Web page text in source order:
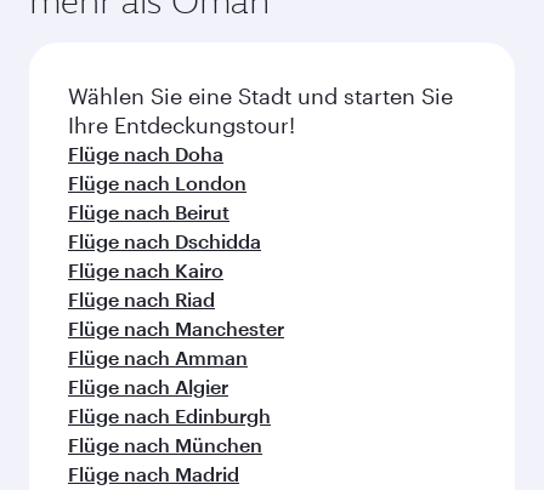
jeweiligen Einzelheiten zu den Flügen.
Wählen Sie eine Stadt und starten Sie
Ihre Entdeckungstour!
Flüge nach Doha
Flüge nach London
Flüge nach Beirut
Flüge nach Dschidda
Flüge nach Kairo
Flüge nach Riad
Flüge nach Manchester
Flüge nach Amman
Flüge nach Algier
Flüge nach Edinburgh
Flüge nach München
Flüge nach Madrid